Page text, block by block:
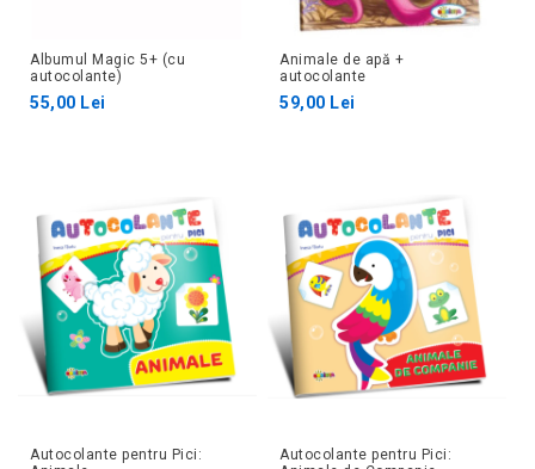
Albumul Magic 5+ (cu
autocolante)
55,00 Lei
Animale de apă +
autocolante
59,00 Lei
Autocolante pentru Pici:
Autocolante pentru Pici: